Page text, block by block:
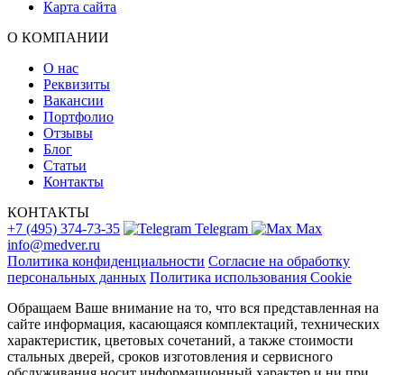
Карта сайта
О КОМПАНИИ
О нас
Реквизиты
Вакансии
Портфолио
Отзывы
Блог
Статьи
Контакты
КОНТАКТЫ
+7 (495) 374-73-35
Telegram
Max
info@medver.ru
Политика конфиденциальности Согласие на обработку
персональных данных Политика использования Cookie
Обращаем Ваше внимание на то, что вся представленная на
сайте информация, касающаяся комплектаций, технических
характеристик, цветовых сочетаний, а также стоимости
стальных дверей, сроков изготовления и сервисного